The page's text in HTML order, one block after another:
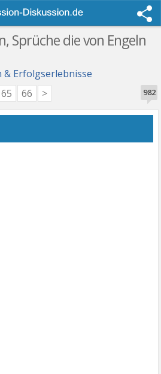
Sprüche die von Engeln
Erfolgserlebnisse
982
65 66 >